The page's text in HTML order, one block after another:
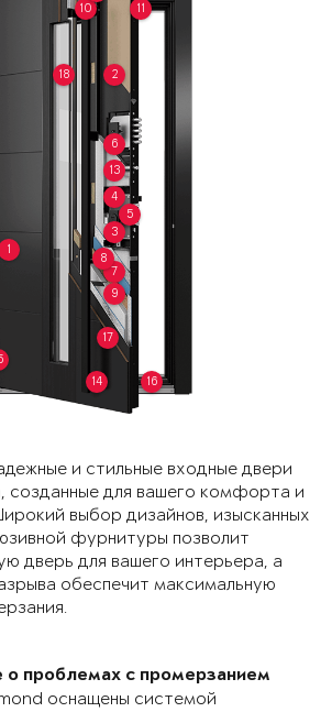
1
2
3
4
5
6
7
8
9
10 11
13
14
16
17
18
и стильные входные двери
созданные для вашего комфорта и
выбор дизайнов, изысканных
фурнитуры позволит
дверь для вашего интерьера, а
обеспечит максимальную
о проблемах с промерзанием
оснащены системой